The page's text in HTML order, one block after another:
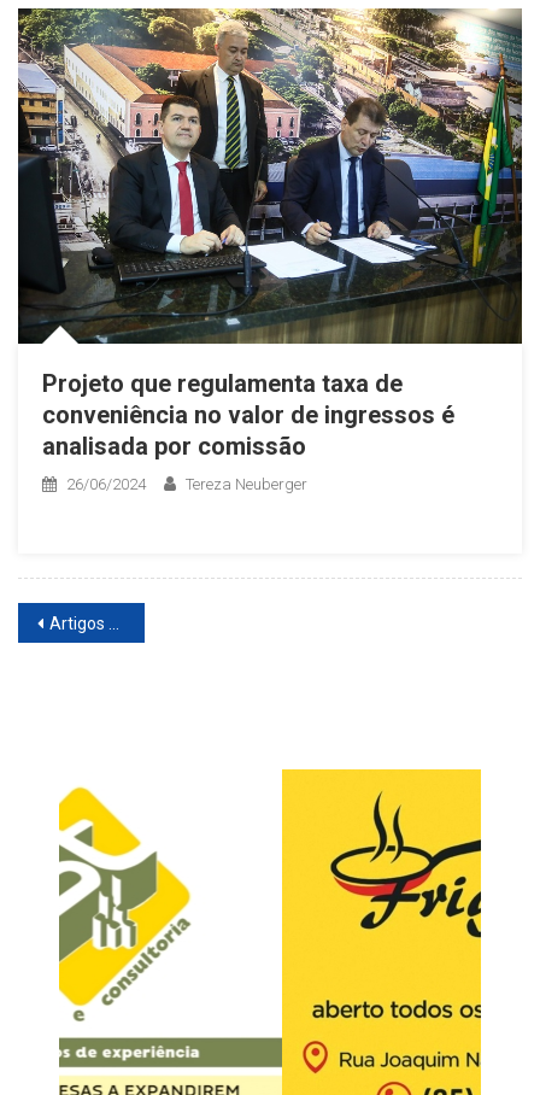
Projeto que regulamenta taxa de
conveniência no valor de ingressos é
analisada por comissão
26/06/2024 Tereza Neuberger
Navegação
Artigos mais antigos